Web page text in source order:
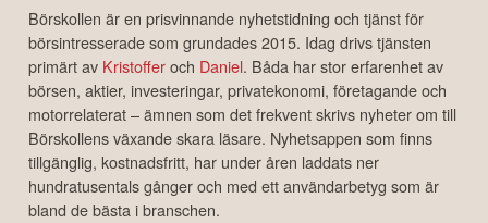
Börskollen är en prisvinnande nyhetstidning och tjänst för
börsintresserade som grundades 2015. Idag drivs tjänsten
primärt av Kristofferoch Daniel. Båda har stor erfarenhet av
börsen, aktier, investeringar, privatekonomi, företagande och
motorrelaterat – ämnen som det frekvent skrivs nyheter om till
Börskollens växande skara läsare. Nyhetsappen som finns
tillgänglig, kostnadsfritt, har under åren laddats ner
hundratusentals gånger och med ett användarbetyg som är
bland de bästa i branschen.